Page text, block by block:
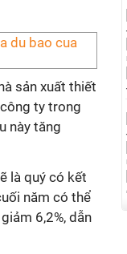
sản xuất thiết
ty trong
này tăng
là quý có kết
năm có thể
6,2%, dẫn